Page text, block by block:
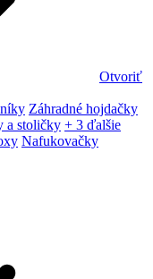
Otvoriť
Záhradné hojdačky
a stoličky + 3 ďalšie
Nafukovačky